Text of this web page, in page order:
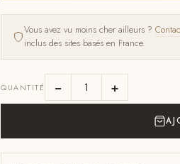
Vous avez vu moins cher ailleurs ?
inclus des sites basés en France.
QUANTITÉ − +